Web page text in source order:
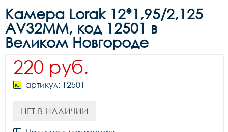
Камера Lorak 12*1,95/2,125
AV32MM, код 12501 в
Великом Новгороде
220 руб.
артикул: 12501
НЕТ В НАЛИЧИИ